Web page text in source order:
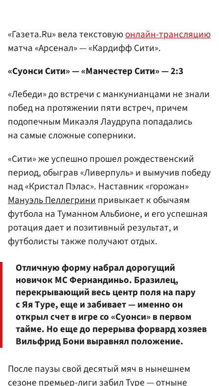
«Газета.Ru» вела текстовуюонлайн-трансляцию
матча «Арсенал» — «Кардифф Сити».
«Суонси Сити» — «Манчестер Сити» — 2:3
«Лебеди» до встречи с манкунианцами не знали
побед на протяжении пяти встреч, причем
подопечным Микаэля Лаудрупа попадались
на самые сложные соперники.
«Сити» же успешно прошел рождественский
период, обыграв «Ливерпуль» и вымучив победу
над «Кристал Пэлас». Наставник «горожан»
Мануэль Пеллегрини привыкает к обычаям
футбола на Туманном Альбионе, и его успешная
ротация дает и позитивный результат, и
футболисты также получают отдых.
Отличную форму набрал дорогущий
новичок МС Фернандиньо. Бразилец,
перекрывающий весь центр поля на пару
с Яя Туре, еще и забивает — именно он
открыл счет в игре со «Суонси» в первом
тайме. Но еще до перерыва форвард хозяев
Вильфрид Бони выравнял положение.
После паузы свой десятый мяч в нынешнем
сезоне премьер-лиги забил Туре — отныне